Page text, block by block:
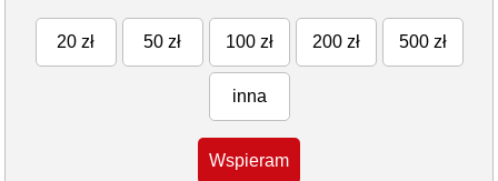
20 zł 50 zł 100 zł 200 zł 500 zł
inna
Wspieram